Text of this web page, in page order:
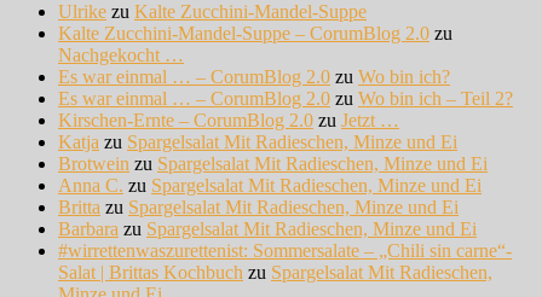
Ulrike zu Kalte Zucchini-Mandel-Suppe
Kalte Zucchini-Mandel-Suppe – CorumBlog 2.0 zu
Nachgekocht …
Es war einmal … – CorumBlog 2.0 zu Wo bin ich?
Es war einmal … – CorumBlog 2.0 zu Wo bin ich – Teil 2?
Kirschen-Ernte – CorumBlog 2.0 zu Jetzt …
Katja zu Spargelsalat Mit Radieschen, Minze und Ei
Brotwein zu Spargelsalat Mit Radieschen, Minze und Ei
Anna C. zu Spargelsalat Mit Radieschen, Minze und Ei
Britta zu Spargelsalat Mit Radieschen, Minze und Ei
Barbara zu Spargelsalat Mit Radieschen, Minze und Ei
#wirrettenwaszurettenist: Sommersalate – „Chili sin carne“-
Salat | Brittas Kochbuch zu Spargelsalat Mit Radieschen,